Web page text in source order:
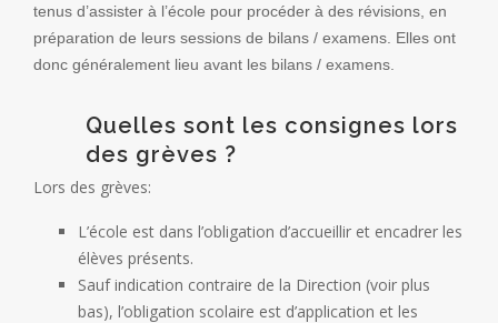
tenus d’assister à l’école pour procéder à des révisions, en
préparation de leurs sessions de bilans / examens. Elles ont
donc généralement lieu avant les bilans / examens.
Quelles sont les consignes lors
des grèves ?
Lors des grèves:
L’école est dans l’obligation d’accueillir et encadrer les
élèves présents.
Sauf indication contraire de la Direction (voir plus
bas), l’obligation scolaire est d’application et les